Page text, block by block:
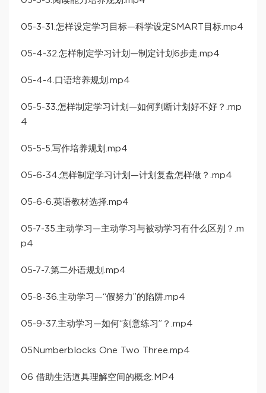
05-3-31.怎样设定学习目标—科学设定SMART目标.mp4
05-4-32.怎样制定学习计划—制定计划6步走.mp4
05-4-4.口语培养规划.mp4
05-5-33.怎样制定学习计划—如何判断计划好不好？.mp
4
05-5-5.写作培养规划.mp4
05-6-34.怎样制定学习计划—计划复盘怎样做？.mp4
05-6-6.英语教材选择.mp4
05-7-35.主动学习—主动学习与被动学习有什么区别？.m
p4
05-7-7.第二外语规划.mp4
05-8-36.主动学习—“假努力”的陷阱.mp4
05-9-37.主动学习—如何“刻意练习”？.mp4
05Numberblocks One Two Three.mp4
06 借助生活道具理解空间的概念.MP4